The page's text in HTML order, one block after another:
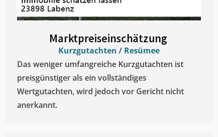
Marktpreiseinschätzung ​
Kurzgutachten / Resümee
Das weniger umfangreiche Kurzgutachten ist
preisgünstiger als ein vollständiges
Wertgutachten, wird jedoch vor Gericht nicht
anerkannt.